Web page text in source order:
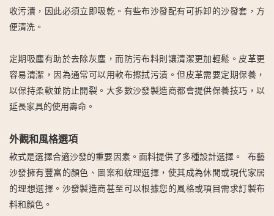
收污漬，因此必須立即吸乾。有些布沙發配有可拆卸的沙發套，方
便清洗。
定期吸塵有助於去除灰塵，而防污布料則讓清潔更加輕鬆。皮革更
容易清潔，因為通常可以用軟布擦拭污漬。但皮革需要定期保養，
以保持柔軟並防止開裂。大多數沙發製造商都會提供保養技巧，以
延長家具的使用壽命。
外觀和風格選項
款式是選擇合適沙發的重要因素。面料提供了多種設計選擇。
布藝
沙發擁有豐富的顏色、圖案和紋理選擇，使其成為休閒或現代家居
的理想選擇。沙發製造商甚至可以根據您的風格或項目需求訂製布
料和顏色。